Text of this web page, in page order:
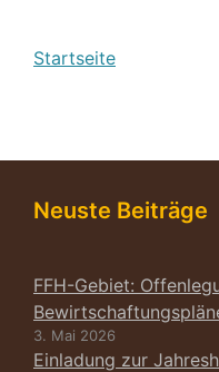
Startseite
Neuste Beiträge
FFH-Gebiet:
3. Mai 2026
Einladung zur